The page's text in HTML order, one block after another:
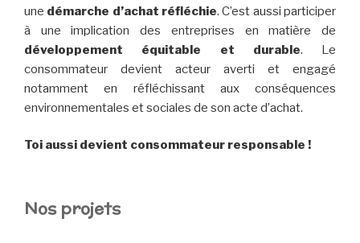
une démarche d’achat réfléchie. C’est aussi participer
à une implication des entreprises en matière de
développement équitable et durable. Le
consommateur devient acteur averti et engagé
notamment en réfléchissant aux conséquences
environnementales et sociales de son acte d’achat.
Toi aussi devient consommateur responsable !
Nos projets